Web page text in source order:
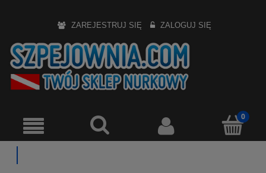
ZAREJESTRUJ SIĘ ZALOGUJ SIĘ